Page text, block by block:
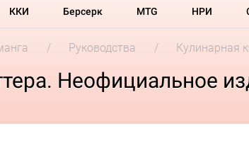
ККИ Берсерк MTG НРИ
Руководства Кулинарная
Неофициальное